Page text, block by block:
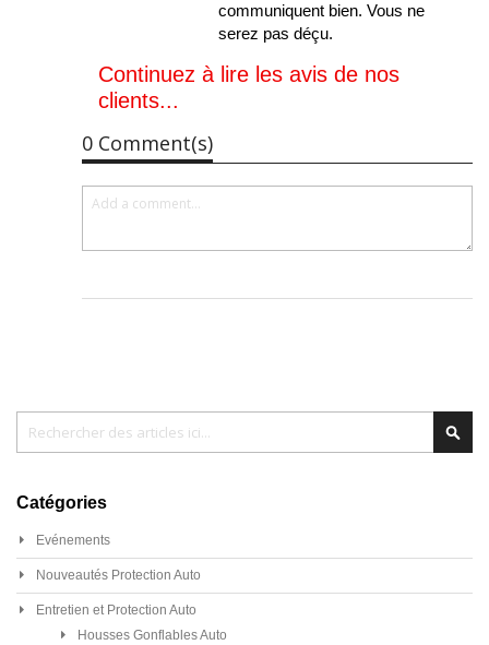
communiquent bien. Vous ne
serez pas déçu.
Continuez à lire les avis de nos
clients...
0 Comment(s)
Catégories
Evénements
Nouveautés Protection Auto
Entretien et Protection Auto
Housses Gonflables Auto